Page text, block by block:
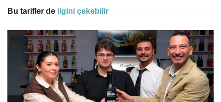
Bu tarifler de ilgini çekebilir